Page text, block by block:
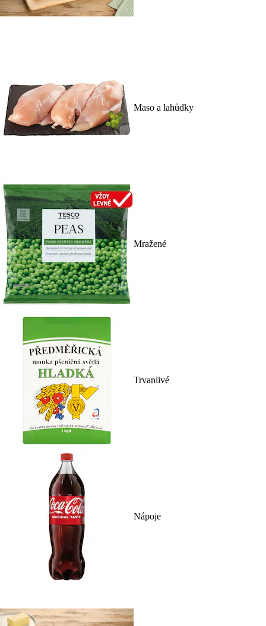
Maso a lahůdky
Mražené
Trvanlivé
Nápoje